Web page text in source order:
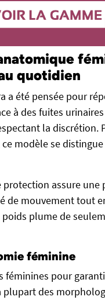
quotidien
a été pensée pour
à des fuites
la discrétion.
modèle se
assure
de mouvement tout
plume de
féminine
féminines pour
des